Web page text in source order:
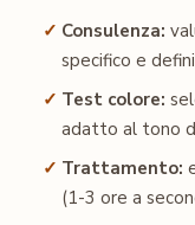
Consulenza:
specifico e
Test colore:
adatto al tono
Trattamento:
(1-3 ore a